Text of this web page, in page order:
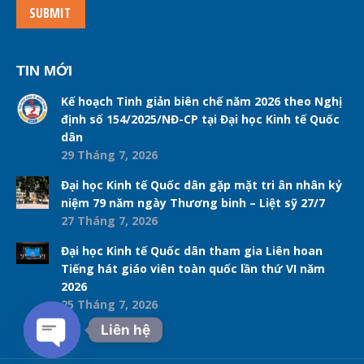
SUBMIT
TIN MỚI
Kế hoạch Tinh giản biên chế năm 2026 theo Nghị
định số 154/2025/NĐ-CP tại Đại học Kinh tế Quốc
dân
29 Tháng 7, 2026
Đại học Kinh tế Quốc dân gặp mặt tri ân nhân kỷ
niệm 79 năm ngày Thương binh – Liệt sỹ 27/7
27 Tháng 7, 2026
Đại học Kinh tế Quốc dân tham gia Liên hoan
Tiếng hát giáo viên toàn quốc lần thứ VI năm
2026
25 Tháng 7, 2026
Liên hệ